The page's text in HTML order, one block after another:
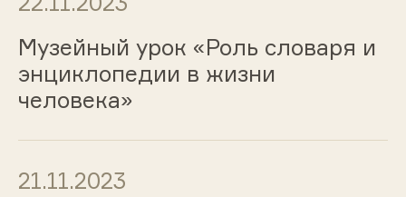
Музейный урок «Роль словаря и
энциклопедии в жизни
человека»
21.11.2023